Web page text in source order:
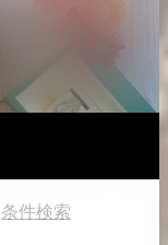
条件検索